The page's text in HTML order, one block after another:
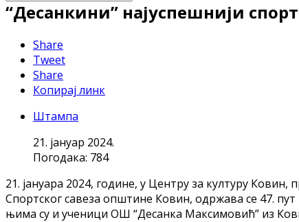
“Десанкини” најуспешнији
Share
Tweet
Share
Копирај линк
Штампа
21. јануар 2024.
Погодака: 784
21. јануара 2024, године, у Центру за културу Ковин,
Спортског савеза општине Ковин, одржава се 47.
њима су и ученици ОШ “Десанка Максимовић” из